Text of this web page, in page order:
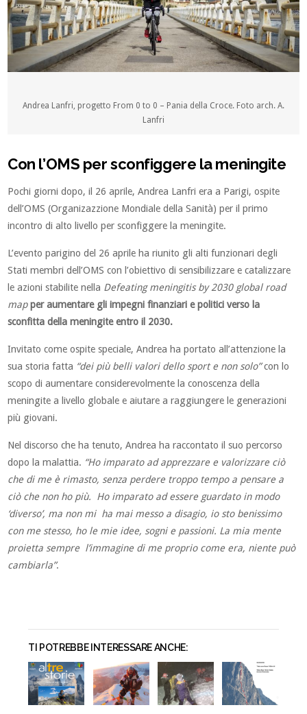
Andrea Lanfri, progetto From 0 to 0 – Pania della Croce. Foto arch. A.
Lanfri
Con l’OMS per sconfiggere la meningite
Pochi giorni dopo, il 26 aprile, Andrea Lanfri era a Parigi, ospite
dell’OMS (Organizazzione Mondiale della Sanità) per il primo
incontro di alto livello per sconfiggere la meningite.
L’evento parigino del 26 aprile ha riunito gli alti funzionari degli
Stati membri dell’OMS con l’obiettivo di sensibilizzare e catalizzare
le azioni stabilite nella Defeating meningitis by 2030 global road
map per aumentare gli impegni finanziari e politici verso la
sconfitta della meningite entro il 2030.
Invitato come ospite speciale, Andrea ha portato all’attenzione la
sua storia fatta “dei più belli valori dello sport e non solo”con lo
scopo di aumentare considerevolmente la conoscenza della
meningite a livello globale e aiutare a raggiungere le generazioni
più giovani.
Nel discorso che ha tenuto, Andrea ha raccontato il suo percorso
dopo la malattia. “Ho imparato ad apprezzare e valorizzare ciò
che di me è rimasto, senza perdere troppo tempo a pensare a
ciò che non ho più. Ho imparato ad essere guardato in modo
‘diverso’, ma non mi ha mai messo a disagio, io sto benissimo
con me stesso, ho le mie idee, sogni e passioni. La mia mente
proietta sempre l’immagine di me proprio come era, niente può
cambiarla”.
TI POTREBBE INTERESSARE ANCHE: